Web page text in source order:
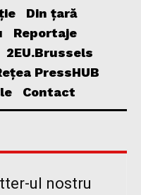
Din țară
Reportaje
2EU.Brussels
PressHUB
Contact
ul nostru